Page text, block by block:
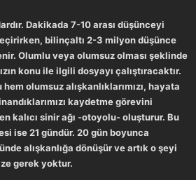
Dakikada 7-10 arası düşünceyi
bilinçaltı 2-3 milyon düşünce
Olumlu veya olumsuz olması şeklinde
konu ile ilgili dosyayı çalıştıracaktır.
olumsuz alışkanlıklarımızı, hayata
kaydetme görevini
kalıcı sinir ağı -otoyolu- oluşturur. Bu
ise 21 gündür. 20 gün boyunca
alışkanlığa dönüşür ve artık o şeyi
gerek yoktur.